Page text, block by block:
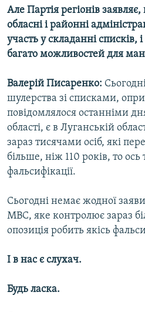
Але Партія регіонів
обласні і районні
участь у складанні списків,
багато можливостей для
Валерій Писаренко:
шулерства зі списками,
повідомлялося останніми
області, є в Луганській
зараз тисячами осіб, які
більше, ніж 110 років, то
фальсифікації.
Сьогодні немає жодної
МВС, яке контролює зараз
опозиція робить якісь
І в нас є слухач.
Будь ласка.